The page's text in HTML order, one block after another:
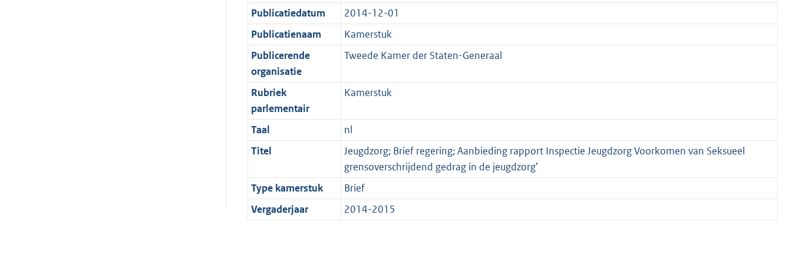
Publicatiedatum
2014-12-01
Publicatienaam
Kamerstuk
Publicerende
organisatie
Tweede Kamer der Staten-Generaal
Rubriek
parlementair
Kamerstuk
Taal
nl
Titel
Jeugdzorg; Brief regering; Aanbieding rapport Inspectie Jeugdzorg Voorkomen van Seksueel
grensoverschrijdend gedrag in de jeugdzorg’
Type kamerstuk
Brief
Vergaderjaar
2014-2015